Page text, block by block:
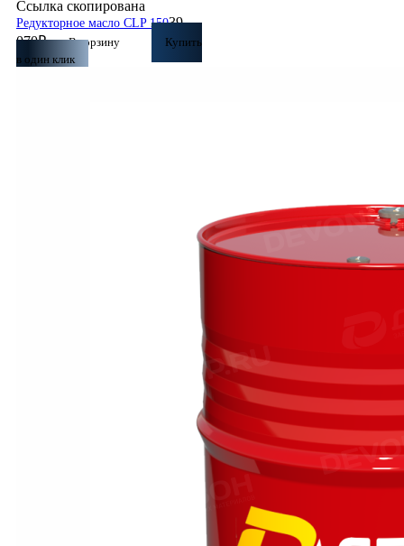
Ссылка скопирована
Редукторное масло CLP 15039
070₽ В корзину
Купить
в один клик